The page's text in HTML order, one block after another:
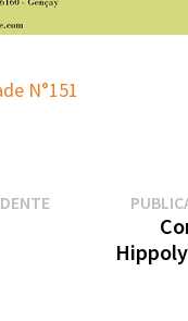
N°151
Publication